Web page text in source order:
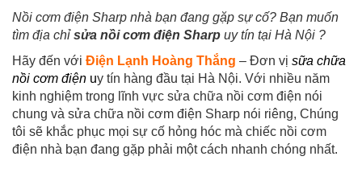
Nồi cơm điện Sharp nhà bạn đang gặp sự cố? Bạn muốn
tìm địa chỉsửa nồi cơm điện Sharp uy tín tại Hà Nội ?
Hãy đến với Điện Lạnh Hoàng Thắng – Đơn vị sữa chữa
nồi cơm điện uy tín hàng đầu tại Hà Nội. Với nhiều năm
kinh nghiệm trong lĩnh vực sửa chữa nồi cơm điện nói
chung và sửa chữa nồi cơm điện Sharp nói riêng, Chúng
tôi sẽ khắc phục mọi sự cố hỏng hóc mà chiếc nồi cơm
điện nhà bạn đang gặp phải một cách nhanh chóng nhất.